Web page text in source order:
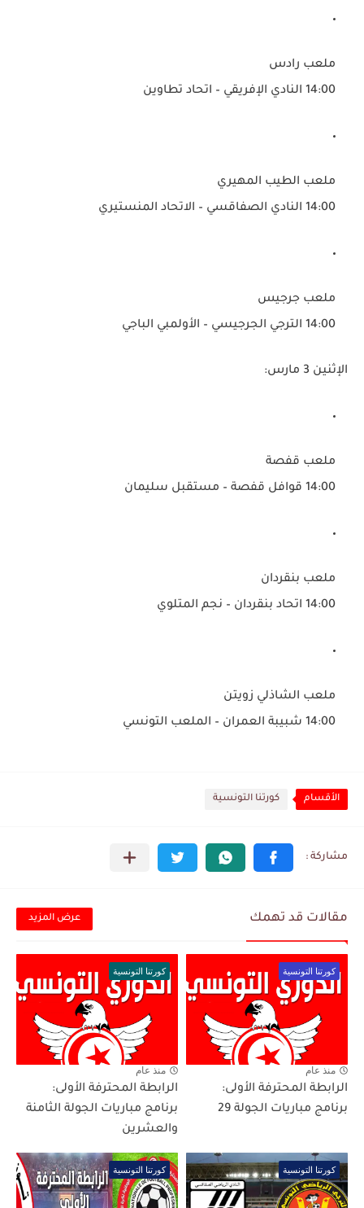
ملعب رادس
14:00 النادي الإفريقي – اتحاد تطاوين
ملعب الطيب المهيري
14:00 النادي الصفاقسي – الاتحاد المنستيري
ملعب جرجيس
14:00 الترجي الجرجيسي – الأولمبي الباجي
الإثنين 3 مارس:
ملعب قفصة
14:00 قوافل قفصة – مستقبل سليمان
ملعب بنقردان
14:00 اتحاد بنقردان – نجم المتلوي
ملعب الشاذلي زويتن
14:00 شبيبة العمران – الملعب التونسي
الأقسام كورتنا التونسية
مقالات قد تهمك عرض المزيد
كورتنا التونسية
منذ عام
الرابطة المحترفة الأولى:
برنامج مباريات الجولة 29
كورتنا التونسية
منذ عام
الرابطة المحترفة الأولى:
برنامج مباريات الجولة الثامنة
والعشرين
كورتنا التونسية كورتنا التونسية